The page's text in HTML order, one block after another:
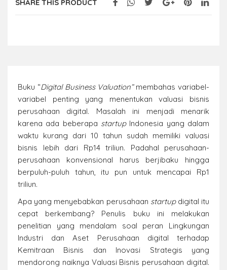
SHARE THIS PRODUCT
Buku “Digital Business Valuation”membahas variabel-
variabel penting yang menentukan valuasi bisnis
perusahaan digital. Masalah ini menjadi menarik
karena ada beberapa startupIndonesia yang dalam
waktu kurang dari 10 tahun sudah memiliki valuasi
bisnis lebih dari Rp14 triliun. Padahal perusahaan-
perusahaan konvensional harus berjibaku hingga
berpuluh-puluh tahun, itu pun untuk mencapai Rp1
triliun.
Apa yang menyebabkan perusahaan startupdigital itu
cepat berkembang? Penulis buku ini melakukan
penelitian yang mendalam soal peran Lingkungan
Industri dan Aset Perusahaan digital terhadap
Kemitraan Bisnis dan Inovasi Strategis yang
mendorong naiknya Valuasi Bisnis perusahaan digital.